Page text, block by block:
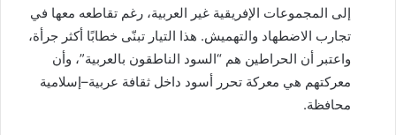
إلى المجموعات الإفريقية غير العربية، رغم تقاطعه معها في
تجارب الاضطهاد والتهميش. هذا التيار تبنّى خطابًا أكثر جرأة،
واعتبر أن الحراطين هم “السود الناطقون بالعربية”، وأن
معركتهم هي معركة تحرر أسود داخل ثقافة عربية–إسلامية
محافظة.